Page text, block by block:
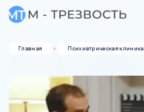
Главная Психиатрическая клиника